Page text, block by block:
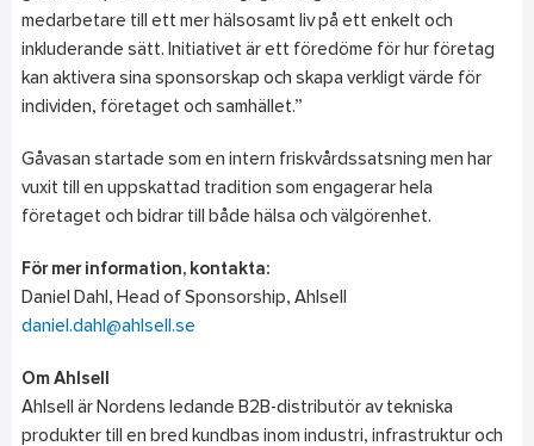
medarbetare till ett mer hälsosamt liv på ett enkelt och
inkluderande sätt. Initiativet är ett föredöme för hur företag
kan aktivera sina sponsorskap och skapa verkligt värde för
individen, företaget och samhället.”
Gåvasan startade som en intern friskvårdssatsning men har
vuxit till en uppskattad tradition som engagerar hela
företaget och bidrar till både hälsa och välgörenhet.
För mer information, kontakta:
Daniel Dahl, Head of Sponsorship, Ahlsell
daniel.dahl@ahlsell.se
Om Ahlsell
Ahlsell är Nordens ledande B2B-distributör av tekniska
produkter till en bred kundbas inom industri, infrastruktur och